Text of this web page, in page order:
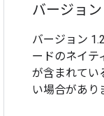
バージョン
バージョン
ードのネイテ
が含まれてい
い場合があり